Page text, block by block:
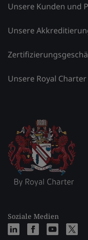
Unsere Kunden und
Unsere
Unsere Royal Charter
Soziale Medien